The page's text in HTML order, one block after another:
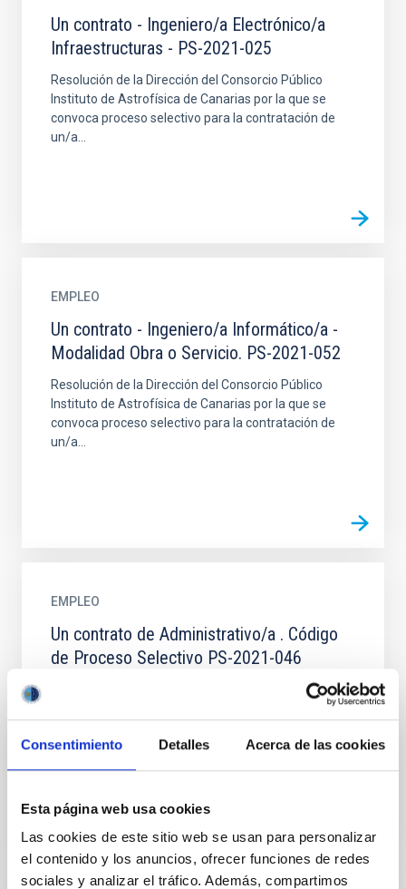
Consentimiento Detalles Acerca de las cookies
Esta página web usa cookies
Las cookies de este sitio web se usan para personalizar
el contenido y los anuncios, ofrecer funciones de redes
sociales y analizar el tráfico. Además, compartimos
Un contrato - Ingeniero/a Electrónico/a
Infraestructuras - PS-2021-025
Resolución de la Dirección del Consorcio Público
Instituto de Astrofísica de Canarias por la que se
convoca proceso selectivo para la contratación de
un/a...
EMPLEO
Un contrato - Ingeniero/a Informático/a -
Modalidad Obra o Servicio. PS-2021-052
Resolución de la Dirección del Consorcio Público
Instituto de Astrofísica de Canarias por la que se
convoca proceso selectivo para la contratación de
un/a...
EMPLEO
Un contrato de Administrativo/a . Código
de Proceso Selectivo PS-2021-046
Resolución de la Dirección del Consorcio Público
un/a...